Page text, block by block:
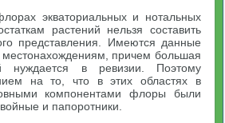
экваториальных и нотальных
растений нельзя составить
представления. Имеются данные
причем большая
нуждается в ревизии. Поэтому
на то, что в этих областях в
компонентами флоры были
и папоротники.